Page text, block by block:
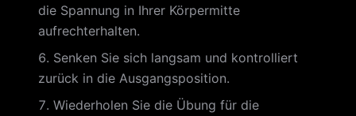
die Spannung in Ihrer Körpermitte
aufrechterhalten.
Senken Sie sich langsam und kontrolliert
zurück in die Ausgangsposition.
Wiederholen Sie die Übung für die